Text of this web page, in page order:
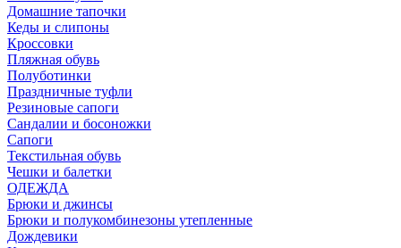
Домашние тапочки
Кеды и слипоны
Кроссовки
Пляжная обувь
Полуботинки
Праздничные туфли
Резиновые сапоги
Сандалии и босоножки
Сапоги
Текстильная обувь
Чешки и балетки
ОДЕЖДА
Брюки и джинсы
Брюки и полукомбинезоны утепленные
Дождевики